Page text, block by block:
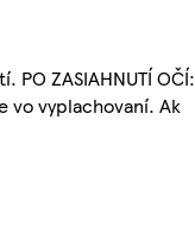
ZASIAHNUTÍ OČÍ:
vo vyplachovaní. Ak